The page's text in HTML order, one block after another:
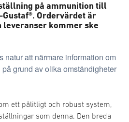
på ammunition till
Ordervärdet är
leveranser kommer ske
natur att närmare information om
grund av olika omständigheter
ett pålitligt och robust system,
som denna. Den breda